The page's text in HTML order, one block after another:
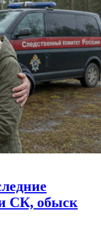
СК, обыск